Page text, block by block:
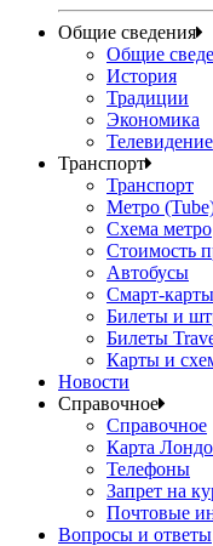
Общие сведения
Общие
История
Традиции
Экономика
Телевидение
Транспорт
Транспорт
Метро
Схема метро
Стоимость
Автобусы
Смарт-
Билеты и
Билеты
Карты и
Новости
Справочное
Справочное
Карта
Телефоны
Запрет на
Почтовые
Вопросы и ответы